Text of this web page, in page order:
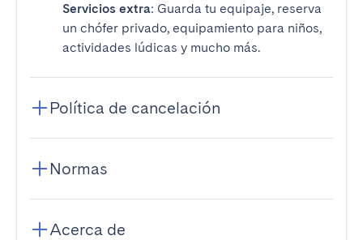
Servicios extra: Guarda tu equipaje, reserva
un chófer privado, equipamiento para niños,
actividades lúdicas y mucho más.
Política de cancelación
Normas
Acerca de